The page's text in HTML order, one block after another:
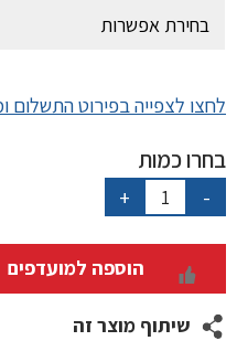
לחצו לצפייה בפירוט התשלום
בחרו כמות
-
כמות
של
מיטה
עם
ארגז
MagLiv
+
הוספה למועדפים
שיתוף מוצר זה